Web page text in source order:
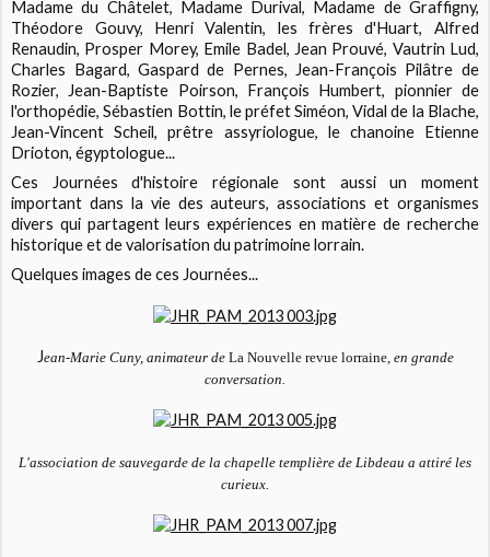
Madame du Châtelet, Madame Durival, Madame de Graffigny,
Théodore Gouvy, Henri Valentin, les frères d'Huart, Alfred
Renaudin, Prosper Morey, Emile Badel, Jean Prouvé, Vautrin Lud,
Charles Bagard, Gaspard de Pernes, Jean-François Pilâtre de
Rozier, Jean-Baptiste Poirson, François Humbert, pionnier de
l'orthopédie, Sébastien Bottin, le préfet Siméon, Vidal de la Blache,
Jean-Vincent Scheil, prêtre assyriologue, le chanoine Etienne
Drioton, égyptologue...
Ces Journées d'histoire régionale sont aussi un moment
important dans la vie des auteurs, associations et organismes
divers qui partagent leurs expériences en matière de recherche
historique et de valorisation du patrimoine lorrain.
Quelques images de ces Journées...
Jean-Marie Cuny, animateur de La Nouvelle revue lorraine, en grande
conversation.
L'association de sauvegarde de la chapelle templière de Libdeau a attiré les
curieux.